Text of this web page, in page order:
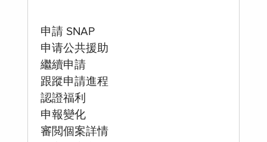
申請 SNAP
申请公共援助
繼續申請
跟蹤申請進程
認證福利
申報變化
審閲個案詳情